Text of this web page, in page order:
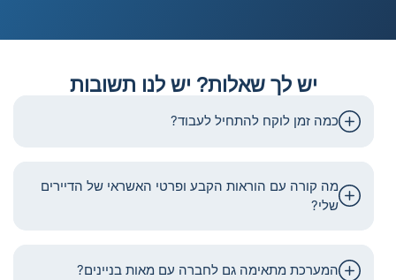
יש לך שאלות? יש לנו תשובות
כמה זמן לוקח להתחיל לעבוד?
מה קורה עם הוראות הקבע ופרטי האשראי של הדיירים
שלי?
המערכת מתאימה גם לחברה עם מאות בניינים?